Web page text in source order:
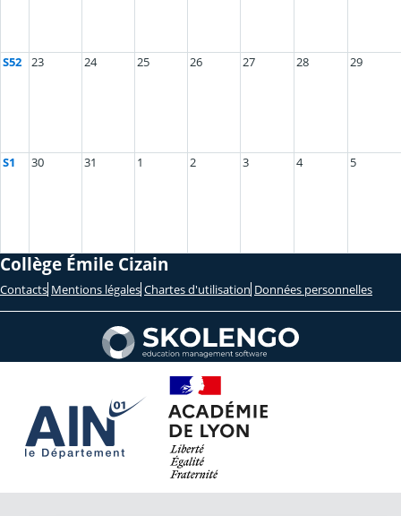
S52 23 24 25 26 27 28 29
S1 30 31 1 2 3 4 5
Collège Émile Cizain
Contacts Mentions légales Chartes d'utilisation Données personnelles